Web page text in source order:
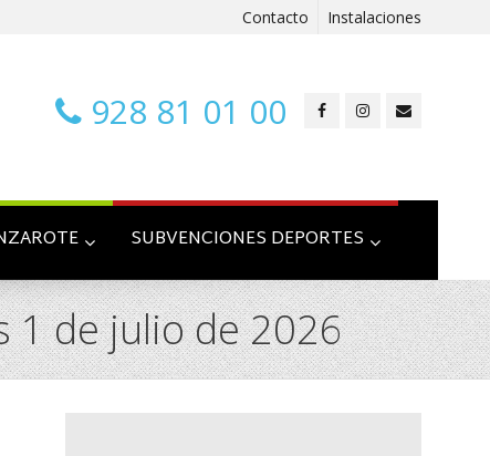
Contacto Instalaciones
928 81 01 00
SUBVENCIONES DEPORTES
1 de julio de 2026